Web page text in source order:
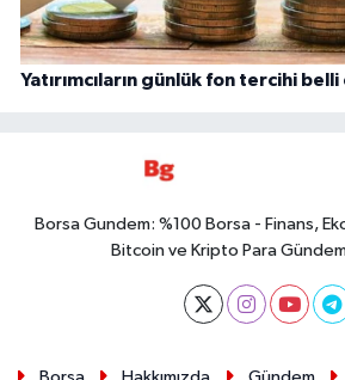
Yatırımcıların günlük fon tercihi
Borsa Gundem: %100 Borsa - Finans,
Bitcoin ve Kripto Para